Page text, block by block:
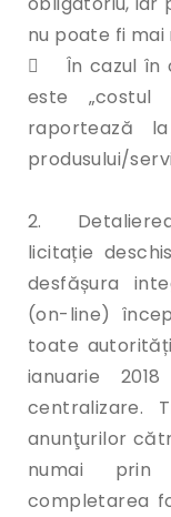
nu poate fi mai
 În cazul în
este „costul
raportează
produsului/
2. Detalierea
licitație
desfășura
(on-line)
toate
ianuarie
centralizare.
anunţurilor
numai prin
completarea